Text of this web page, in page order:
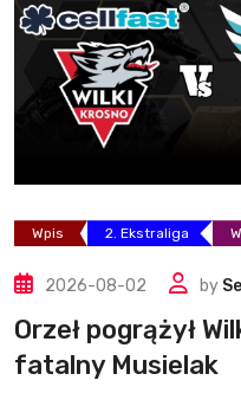
Wpis 2. Ekstraliga
2026-08-02 by
Orzeł pogrążył
fatalny Musielak